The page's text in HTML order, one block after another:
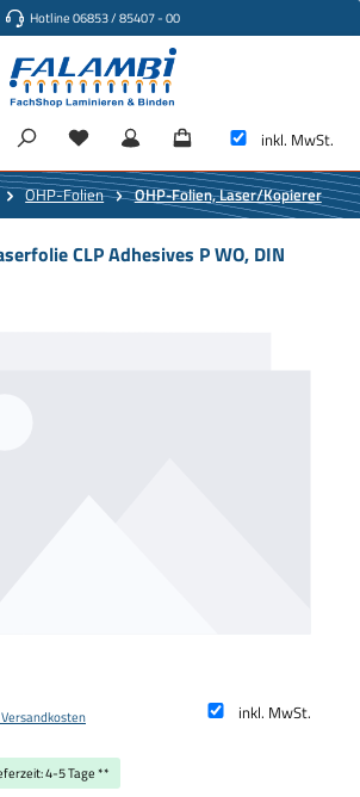
Hotline 06853 / 85407 - 00
inkl. MwSt.
OHP-Folien OHP-Folien, Laser/Kopierer
CLP Adhesives P WO, DIN
inkl. MwSt.
4-5 Tage **